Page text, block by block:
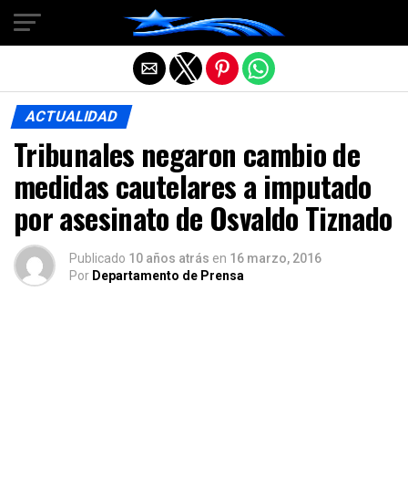
ACTUALIDAD
Tribunales negaron cambio de
medidas cautelares a imputado
por asesinato de Osvaldo Tiznado
Publicado 10 años atrás en 16 marzo, 2016
Por Departamento de Prensa
Salir de la versión móvil